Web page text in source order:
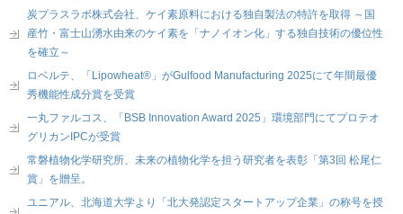
炭プラスラボ株式会社、ケイ素原料における独自製法の特許を取得 ～国
産竹・富士山湧水由来のケイ素を「ナノイオン化」する独自技術の優位性
を確立～
ロベルテ、「Lipowheat®」がGulfood Manufacturing 2025にて年間最優
秀機能性成分賞を受賞
一丸ファルコス、「BSB Innovation Award 2025」環境部門にてプロテオ
グリカンIPCが受賞
常磐植物化学研究所、未来の植物化学を担う研究者を表彰「第3回 松尾仁
賞」を贈呈。
ユニアル、北海道大学より「北大発認定スタートアップ企業」の称号を授